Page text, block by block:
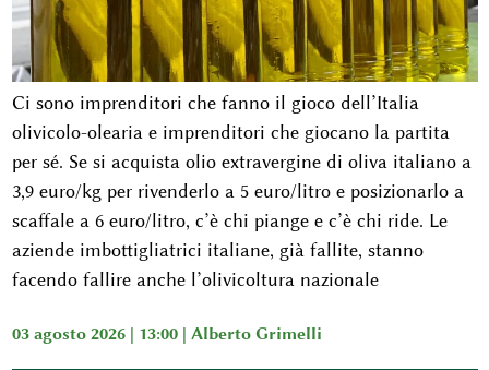
Ci sono imprenditori che fanno il gioco dell’Italia
olivicolo-olearia e imprenditori che giocano la partita
per sé. Se si acquista olio extravergine di oliva italiano a
3,9 euro/kg per rivenderlo a 5 euro/litro e posizionarlo a
scaffale a 6 euro/litro, c’è chi piange e c’è chi ride. Le
aziende imbottigliatrici italiane, già fallite, stanno
facendo fallire anche l’olivicoltura nazionale
03 agosto 2026 | 13:00 | Alberto Grimelli